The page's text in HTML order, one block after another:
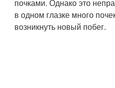
почками. Однако это
в одном глазке много
возникнуть новый побег.